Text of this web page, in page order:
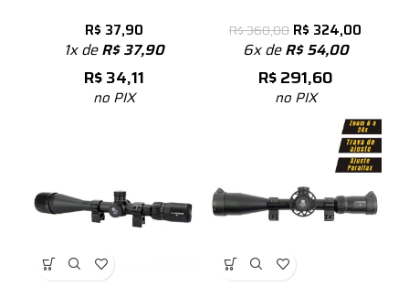
R$ 37,90
1x deR$37,90
R$34,11
no PIX
R$360,00 R$ 324,00
6x deR$54,00
R$291,60
no PIX